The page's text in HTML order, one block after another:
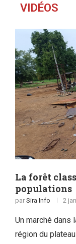
VIDÉOS
La forêt
populations
par Sira Info 2
Un marché dans
région du